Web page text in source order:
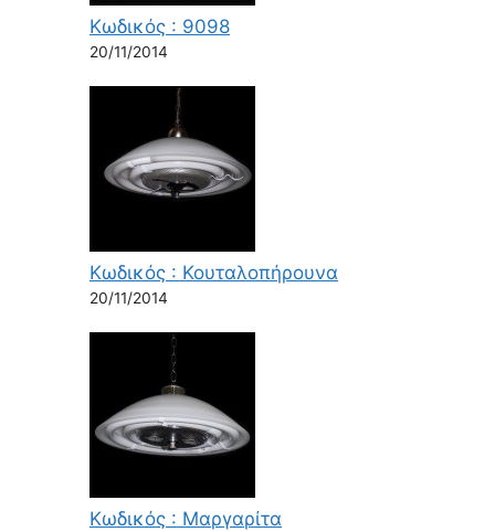
Κωδικός : 9098
20/11/2014
Κωδικός : Κουταλοπήρουνα
20/11/2014
Κωδικός : Μαργαρίτα